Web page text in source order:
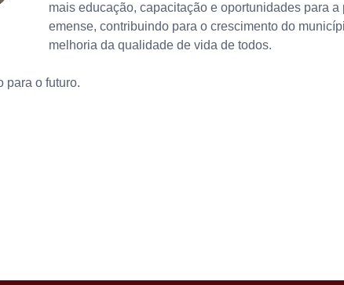
mais educação, capacitação e oportunidades para a
emense, contribuindo para o crescimento do
melhoria da qualidade de vida de todos.
para o futuro.